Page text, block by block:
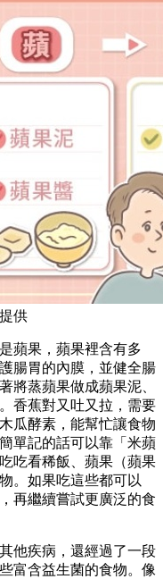
供
蘋果，蘋果裡含有多
腸胃的內膜，並健全腸
將蒸蘋果做成蘋果泥、
香蕉對又吐又拉，需要
瓜酵素，能幫忙讓食物
單記的話可以靠「米蘋
吃看稀飯、蘋果（蘋果
。如果吃這些都可以
再繼續嘗試更廣泛的食
他疾病，還經過了一段
富含益生菌的食物。像